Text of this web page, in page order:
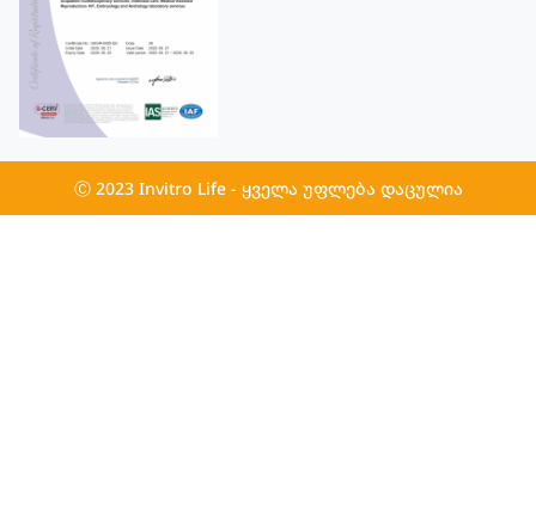
Ⓒ 2023 Invitro Life - ყველა უფლება დაცულია